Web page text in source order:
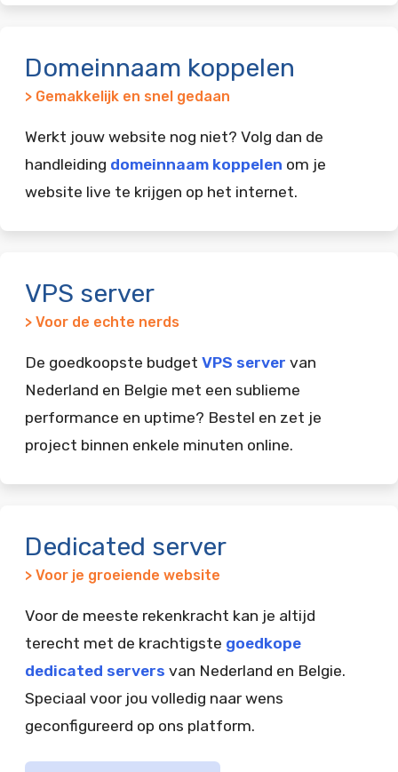
Domeinnaam koppelen
> Gemakkelijk en snel gedaan
Werkt jouw website nog niet? Volg dan de
handleiding domeinnaam koppelen om je
website live te krijgen op het internet.
VPS server
> Voor de echte nerds
De goedkoopste budget VPS server van
Nederland en Belgie met een sublieme
performance en uptime? Bestel en zet je
project binnen enkele minuten online.
Dedicated server
> Voor je groeiende website
Voor de meeste rekenkracht kan je altijd
terecht met de krachtigste goedkope
dedicated servers van Nederland en Belgie.
Speciaal voor jou volledig naar wens
geconfigureerd op ons platform.